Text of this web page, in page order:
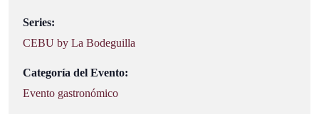
Series:
CEBU by La Bodeguilla
Categoría del Evento:
Evento gastronómico